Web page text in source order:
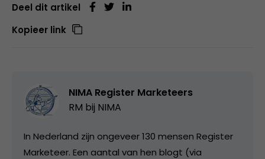
Deel dit artikel
Kopieer link
NIMA Register Marketeers
RM bij NIMA
In Nederland zijn ongeveer 130 mensen Register
Marketeer. Een aantal van hen blogt (via